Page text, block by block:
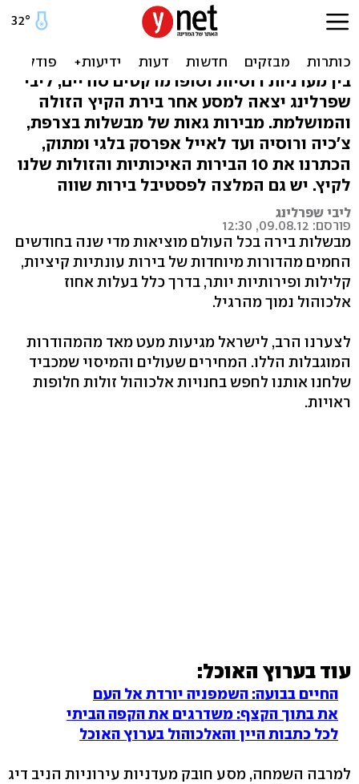
בין מעדניות רוסיות וסופרמרקטים סודיים, ליבי
שפרלינג יצאה למסע אחר בירת הקיץ הזולה
והמושלמת. מבירות גאות של מבשלות בצרפת,
צ'כיה ורוסיה ועד לאייל אפרסק בלגי ומתוק,
הכתרנו את 10 הבירות האיכותיות והזולות שלנו
לקיץ. יש גם המלצה לפסטיבל בירות שווה
ליבי שפרלינג
פורסם: 09.08.12, 12:30
מבשלות בירה בכל העולם מוציאות מדי שנה בחודשים
החמים מהדורות מיוחדות של בירות עונתיות קיציות,
קלילות ופירותיות יותר, בדרך כלל בעלות אחוז
אלכוהול נמוך מהרגיל.
לצערנו הרב, לישראל מגיעות מעט מאד מהמהודרות
המוגבלות הללו. המחירים שעולים והמיסוי שמכביד
שלחנו אותנו לחפש בחנויות אלכוהול זולות חלופות
ראויות.
עוד בערוץ האוכל:
החיים בבועה: השמפניה יורדת אל העם
את בתוך הקצף: משדרגים את הקפה הביתי
לכל כתבות היין והאלכוהול בערוץ האוכל
למרבה השמחה, מסע חובק מעדניות עירוניות הניב דיג